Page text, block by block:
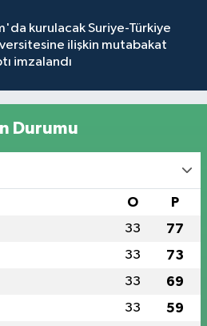
kurulacak Suriye-Türkiye
ilişkin mutabakat
imzalandı
Durumu
O P
33 77
33 73
33 69
33 59